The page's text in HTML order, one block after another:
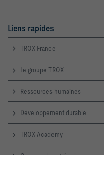
Liens rapides
TROX France
Le groupe TROX
Ressources humaines
Développement durable
TROX Academy
Commandes et livraisons